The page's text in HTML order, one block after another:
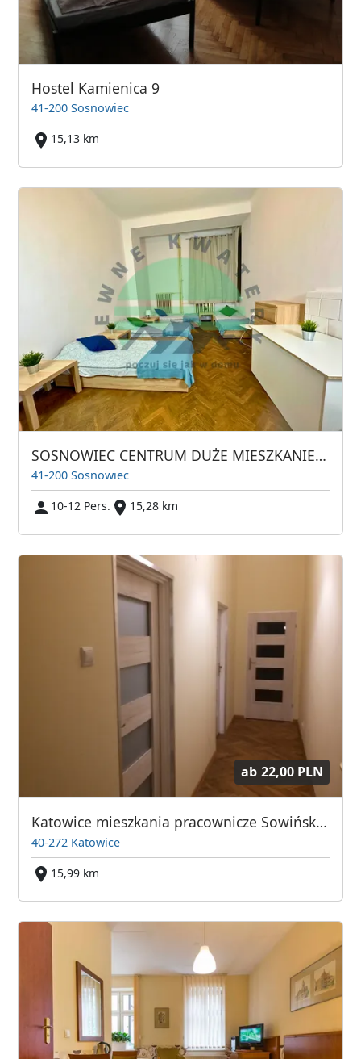
Hostel Kamienica 9
41-200 Sosnowiec
15,13 km
SOSNOWIEC CENTRUM DUŻE MIESZKANIE DLA 12 OSÓB
41-200 Sosnowiec
10-12 Pers.
15,28 km
ab 22,00 PLN
Katowice mieszkania pracownicze Sowińskiego 15
40-272 Katowice
15,99 km